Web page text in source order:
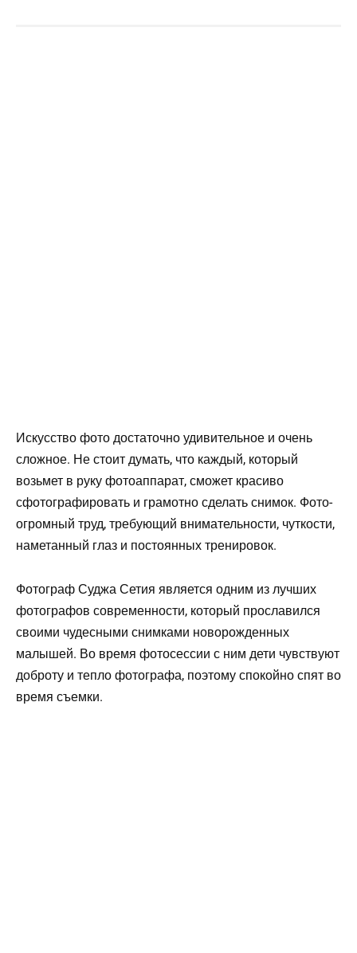
Искусство фото достаточно удивительное и очень
сложное. Не стоит думать, что каждый, который
возьмет в руку фотоаппарат, сможет красиво
сфотографировать и грамотно сделать снимок. Фото-
огромный труд, требующий внимательности, чуткости,
наметанный глаз и постоянных тренировок.
Фотограф Суджа Сетия является одним из лучших
фотографов современности, который прославился
своими чудесными снимками новорожденных
малышей. Во время фотосессии с ним дети чувствуют
доброту и тепло фотографа, поэтому спокойно спят во
время съемки.